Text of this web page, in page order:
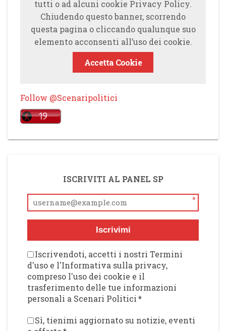
tutti o ad alcuni cookie Privacy Policy.
Chiudendo questo banner, scorrendo
questa pagina o cliccando qualunque suo
elemento acconsenti all’uso dei cookie.
Accetta Cookie
Follow @Scenaripolitici
ISCRIVITI AL PANEL SP
*
Iscrivimi
Iscrivendoti, accetti i nostri Termini
d'uso e l'Informativa sulla privacy,
compreso l'uso dei cookie e il
trasferimento delle tue informazioni
personali a Scenari Politici*
Sì, tienimi aggiornato su notizie, eventi